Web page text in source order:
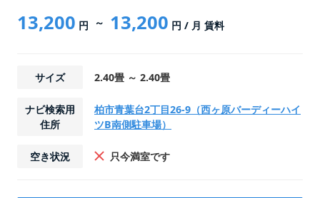
13,200 円 ～ 13,200 円 / 月 賃料
サイズ 2.40畳 ～ 2.40畳
ナビ検索用
住所
柏市青葉台2丁目26-9（西ヶ原バーディーハイ
ツB南側駐車場）
空き状況 只今満室です